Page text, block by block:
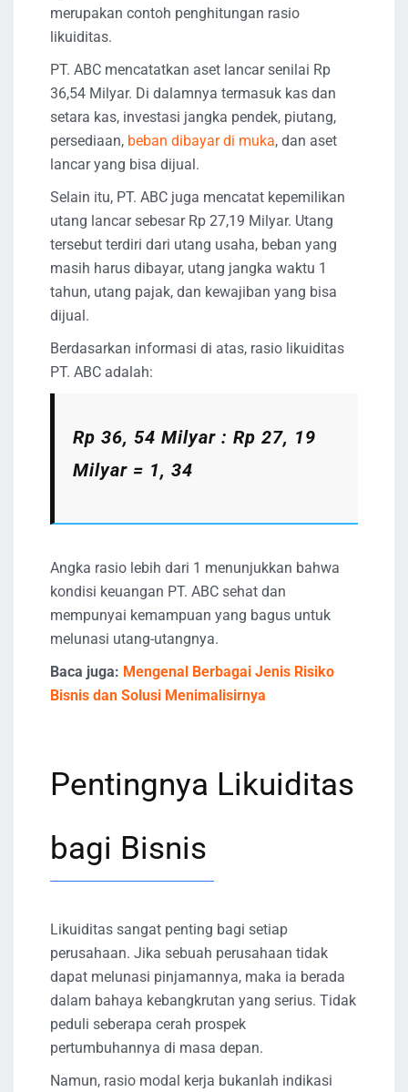
merupakan contoh penghitungan rasio
likuiditas.
PT. ABC mencatatkan aset lancar senilai Rp
36,54 Milyar. Di dalamnya termasuk kas dan
setara kas, investasi jangka pendek, piutang,
persediaan, beban dibayar di muka, dan aset
lancar yang bisa dijual.
Selain itu, PT. ABC juga mencatat kepemilikan
utang lancar sebesar Rp 27,19 Milyar. Utang
tersebut terdiri dari utang usaha, beban yang
masih harus dibayar, utang jangka waktu 1
tahun, utang pajak, dan kewajiban yang bisa
dijual.
Berdasarkan informasi di atas, rasio likuiditas
PT. ABC adalah:
Rp 36, 54 Milyar : Rp 27, 19
Milyar = 1, 34
Angka rasio lebih dari 1 menunjukkan bahwa
kondisi keuangan PT. ABC sehat dan
mempunyai kemampuan yang bagus untuk
melunasi utang-utangnya.
Baca juga: Mengenal Berbagai Jenis Risiko
Bisnis dan Solusi Menimalisirnya
Pentingnya Likuiditas
bagi Bisnis
Likuiditas sangat penting bagi setiap
perusahaan. Jika sebuah perusahaan tidak
dapat melunasi pinjamannya, maka ia berada
dalam bahaya kebangkrutan yang serius. Tidak
peduli seberapa cerah prospek
pertumbuhannya di masa depan.
Namun, rasio modal kerja bukanlah indikasi